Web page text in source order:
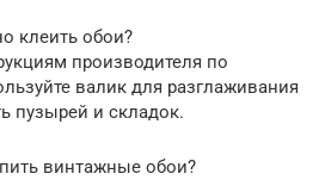
клеить обои?
производителя по
валик для разглаживания
пузырей и складок.
винтажные обои?